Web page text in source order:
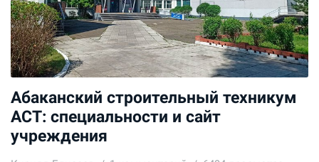
Абаканский строительный техникум
АСТ: специальности и сайт
учреждения